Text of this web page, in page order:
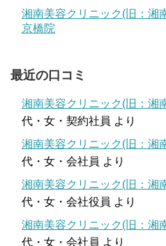
湘南美容クリニック(旧：湘
京橋院
最近の口コミ
湘南美容クリニック(旧：湘
代・女・契約社員 より
湘南美容クリニック(旧：湘
代・女・会社員 より
湘南美容クリニック(旧：湘
代・女・会社役員 より
湘南美容クリニック(旧：湘
代・女・会社員 より